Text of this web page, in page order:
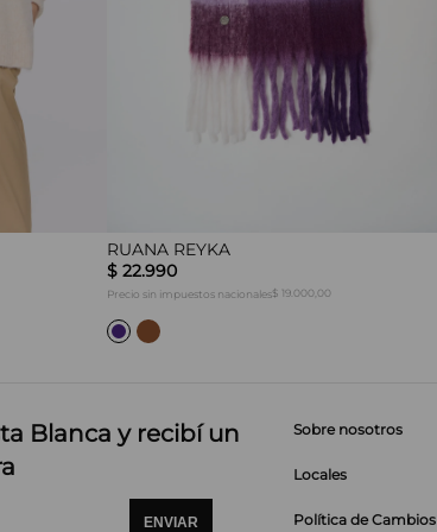
RUANA REYKA
$ 22.990
Precio sin impuestos nacionales$ 19.000,00
Blanca y recibí un
ENVIAR
Sobre nosotros
Locales
Política de Cambios